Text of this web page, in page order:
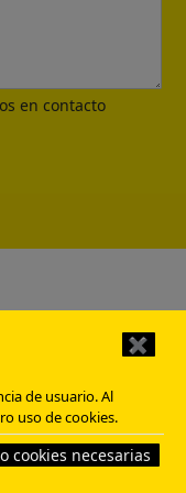
en contacto
✖
de usuario. Al
uso de cookies.
cookies necesarias